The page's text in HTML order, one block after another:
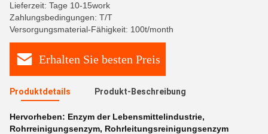
Lieferzeit: Tage 10-15work
Zahlungsbedingungen: T/T
Versorgungsmaterial-Fähigkeit: 100t/month
Erhalten Sie besten Preis
Produktdetails Produkt-Beschreibung
Hervorheben: Enzym der Lebensmittelindustrie,
Rohrreinigungsenzym, Rohrleitungsreinigungsenzym